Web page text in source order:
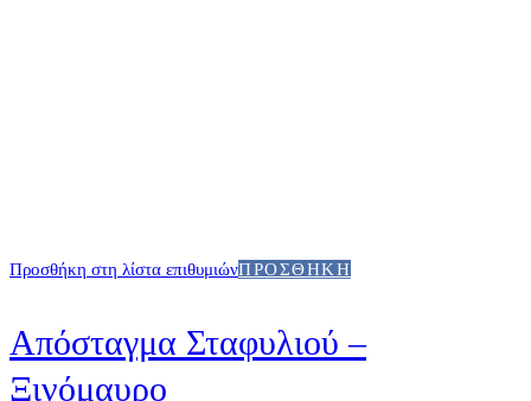
Προσθήκη στη λίστα επιθυμιώνΠΡΟΣΘΉΚΗ
Απόσταγμα Σταφυλιού –
Ξινόμαυρο